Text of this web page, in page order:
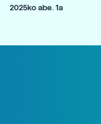
2025ko abe. 1a